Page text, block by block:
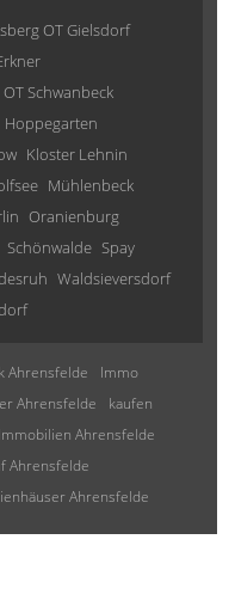
OT Gielsdorf
Schwanbeck
Hoppegarten
Kloster Lehnin
Mühlenbeck
Oranienburg
Schönwalde Spay
Waldsieversdorf
Ahrensfelde
Immo
Ahrensfelde
kaufen
Immobilien Ahrensfelde
Ahrensfelde
Ahrensfelde